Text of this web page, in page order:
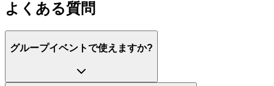
よくある質問
グループイベントで使えますか?